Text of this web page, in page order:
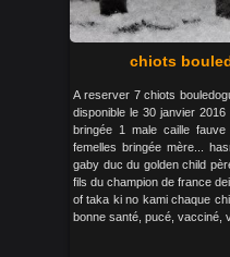
chiots
A reserver 7 chiots
disponible le 30 janvier
bringée 1 male caille
femelles bringée mère...
gaby duc du golden child
fils du champion de france
of taka ki no kami chaque
bonne santé, pucé, vacciné,